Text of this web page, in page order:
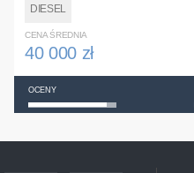
DIESEL
CENA ŚREDNIA
40 000 zł
OCENY